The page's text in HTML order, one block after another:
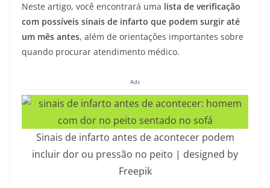
Neste artigo, você encontrará uma lista de verificação
com possíveis sinais de infarto que podem surgir até
um mês antes, além de orientações importantes sobre
quando procurar atendimento médico.
Ads
Sinais de infarto antes de acontecer podem
incluir dor ou pressão no peito | designed by
Freepik